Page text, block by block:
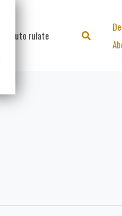
Auto rulate Search